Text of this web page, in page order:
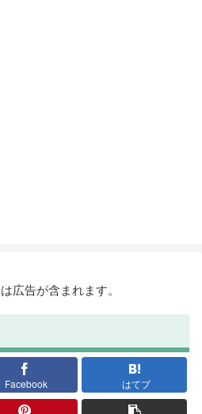
広告が含まれます。
Facebook はてブ